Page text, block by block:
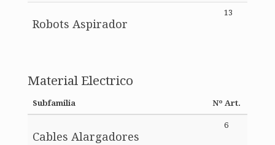
Robots Aspirador
13
Material Electrico
Subfamilia Nº Art.
Cables Alargadores
6